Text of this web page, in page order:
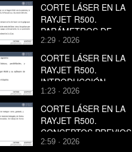
CORTE LÁSER EN LA
RAYJET R500.
PARÁMETROS DE
CORTE.
2:29 · 2026
CORTE LÁSER EN LA
RAYJET R500.
INTRODUCCIÓN.
1:23 · 2026
CORTE LÁSER EN LA
RAYJET R500.
CONCEPTOS PREVIOS
II.
2:59 · 2026